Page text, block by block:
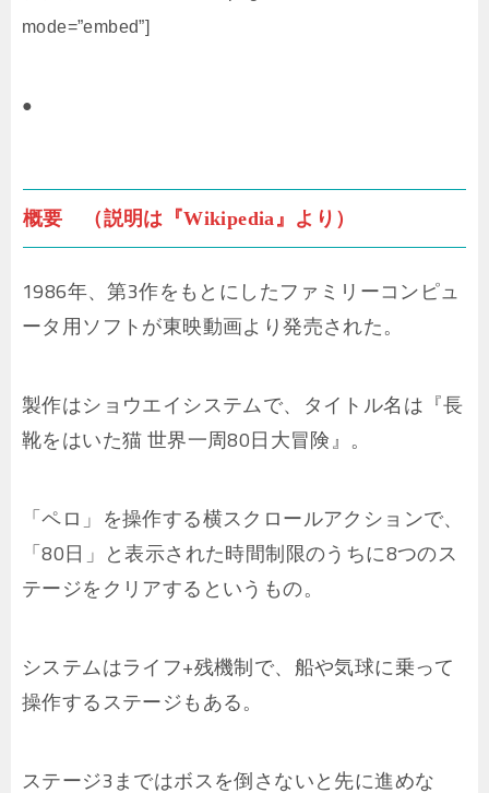
mode=”embed”]
●
概要 （説明は『Wikipedia』より）
1986年、第3作をもとにしたファミリーコンピュ
ータ用ソフトが東映動画より発売された。
製作はショウエイシステムで、タイトル名は『長
靴をはいた猫 世界一周80日大冒険』。
「ペロ」を操作する横スクロールアクションで、
「80日」と表示された時間制限のうちに8つのス
テージをクリアするというもの。
システムはライフ+残機制で、船や気球に乗って
操作するステージもある。
ステージ3まではボスを倒さないと先に進めな